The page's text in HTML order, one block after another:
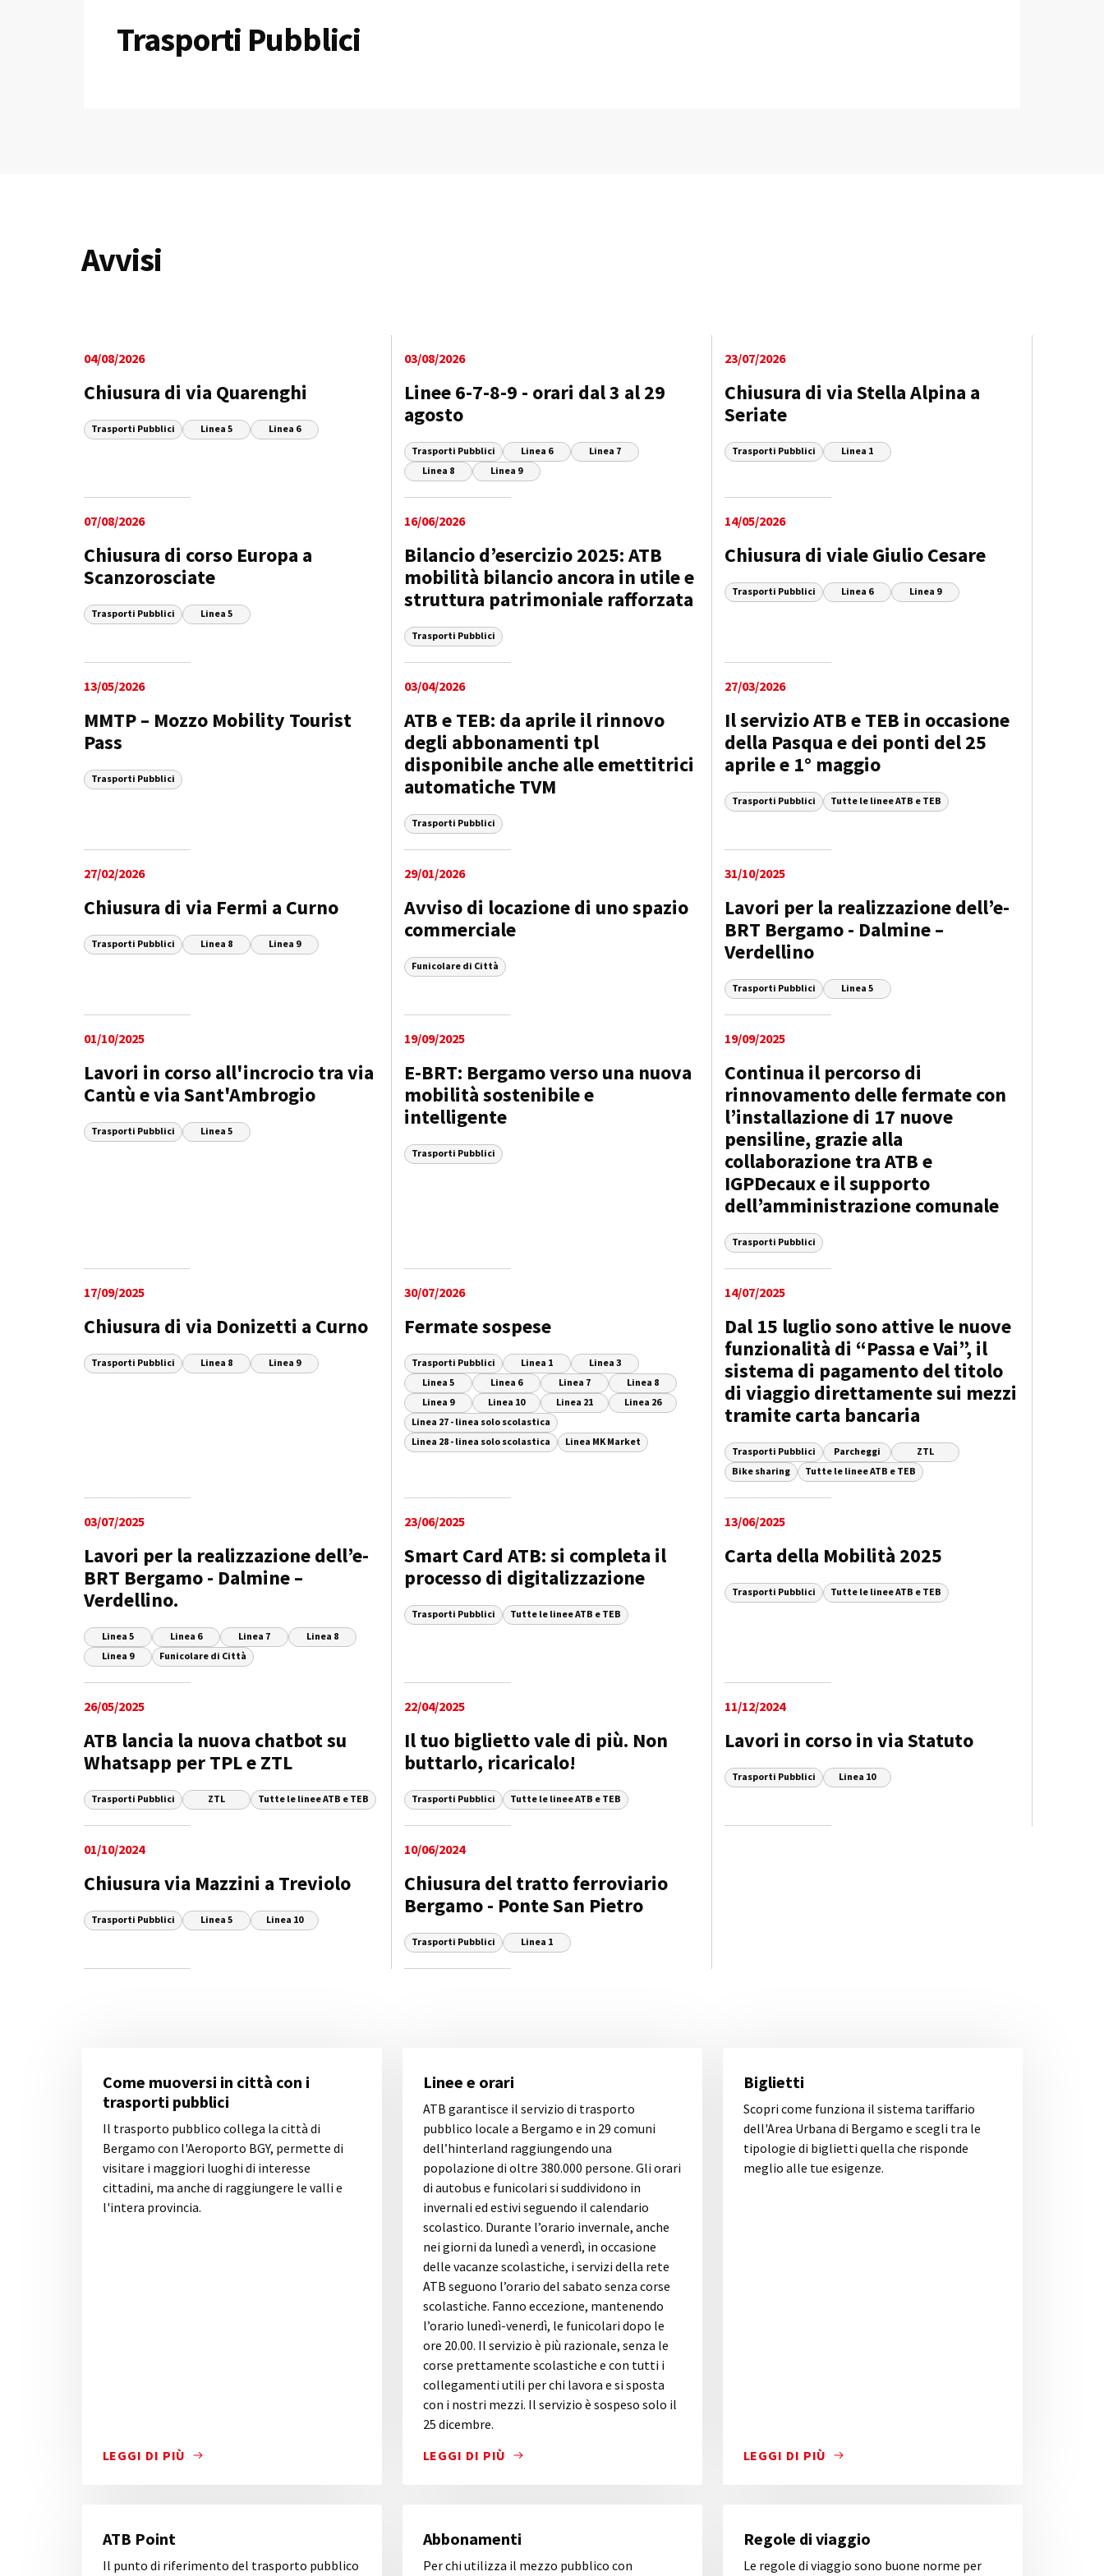
Trasporti Pubblici
Avvisi
04/08/2026
Chiusura di via Quarenghi
Trasporti Pubblici Linea 5 Linea 6
03/08/2026
Linee 6-7-8-9 - orari dal 3 al 29
agosto
Trasporti Pubblici Linea 6
Linea 7
Linea 8
Linea 9
23/07/2026
Chiusura di via Stella Alpina a
Seriate
Trasporti Pubblici Linea 1
07/08/2026
Chiusura di corso Europa a
Scanzorosciate
Trasporti Pubblici Linea 5
16/06/2026
Bilancio d’esercizio 2025: ATB
mobilità bilancio ancora in utile e
struttura patrimoniale rafforzata
Trasporti Pubblici
14/05/2026
Chiusura di viale Giulio Cesare
Trasporti Pubblici Linea 6 Linea 9
13/05/2026
MMTP – Mozzo Mobility Tourist
Pass
Trasporti Pubblici
03/04/2026
ATB e TEB: da aprile il rinnovo
degli abbonamenti tpl
disponibile anche alle emettitrici
automatiche TVM
Trasporti Pubblici
27/03/2026
Il servizio ATB e TEB in occasione
della Pasqua e dei ponti del 25
aprile e 1° maggio
Trasporti Pubblici Tutte le linee ATB e TEB
27/02/2026
Chiusura di via Fermi a Curno
Trasporti Pubblici Linea 8 Linea 9
29/01/2026
Avviso di locazione di uno spazio
commerciale
Funicolare di Città
31/10/2025
Lavori per la realizzazione dell’e-
BRT Bergamo - Dalmine –
Verdellino
Trasporti Pubblici Linea 5
01/10/2025
Lavori in corso all'incrocio tra via
Cantù e via Sant'Ambrogio
Trasporti Pubblici Linea 5
19/09/2025
E-BRT: Bergamo verso una nuova
mobilità sostenibile e
intelligente
Trasporti Pubblici
19/09/2025
Continua il percorso di
rinnovamento delle fermate con
l’installazione di 17 nuove
pensiline, grazie alla
collaborazione tra ATB e
IGPDecaux e il supporto
dell’amministrazione comunale
Trasporti Pubblici
17/09/2025
Chiusura di via Donizetti a Curno
Trasporti Pubblici Linea 8 Linea 9
30/07/2026
Fermate sospese
Trasporti Pubblici Linea 1
Linea 3
Linea 5
Linea 6 Linea 7
Linea 8
Linea 9
Linea 10 Linea 21
Linea 26
Linea 27 - linea solo scolastica
Linea 28 - linea solo scolastica
Linea MK Market
14/07/2025
Dal 15 luglio sono attive le nuove
funzionalità di “Passa e Vai”, il
sistema di pagamento del titolo
di viaggio direttamente sui mezzi
tramite carta bancaria
Trasporti Pubblici Parcheggi
ZTL
Bike sharing
Tutte le linee ATB e TEB
03/07/2025
Lavori per la realizzazione dell’e-
BRT Bergamo - Dalmine –
Verdellino.
Linea 5 Linea 6 Linea 7
Linea 8
Linea 9
Funicolare di Città
23/06/2025
Smart Card ATB: si completa il
processo di digitalizzazione
Trasporti Pubblici Tutte le linee ATB e TEB
13/06/2025
Carta della Mobilità 2025
Trasporti Pubblici Tutte le linee ATB e TEB
26/05/2025
ATB lancia la nuova chatbot su
Whatsapp per TPL e ZTL
Trasporti Pubblici ZTL Tutte le linee ATB e TEB
22/04/2025
Il tuo biglietto vale di più. Non
buttarlo, ricaricalo!
Trasporti Pubblici Tutte le linee ATB e TEB
11/12/2024
Lavori in corso in via Statuto
Trasporti Pubblici Linea 10
01/10/2024
Chiusura via Mazzini a Treviolo
Trasporti Pubblici Linea 5 Linea 10
10/06/2024
Chiusura del tratto ferroviario
Bergamo - Ponte San Pietro
Trasporti Pubblici Linea 1
Come muoversi in città con i
trasporti pubblici
Il trasporto pubblico collega la città di
Bergamo con l'Aeroporto BGY, permette di
visitare i maggiori luoghi di interesse
cittadini, ma anche di raggiungere le valli e
l'intera provincia.
LEGGI DI PIÙ
IL TRASPORTO PUBBLICO COLLEGA LA CITTÀ DI BERGAMO CON L'AEROPORTO BGY, PERMETTE DI VISITARE I MAGGIORI LUOGHI DI INTERESSE CITTADINI,
Linee e orari
ATB garantisce il servizio di trasporto
pubblico locale a Bergamo e in 29 comuni
dell’hinterland raggiungendo una
popolazione di oltre 380.000 persone. Gli orari
di autobus e funicolari si suddividono in
invernali ed estivi seguendo il calendario
scolastico. Durante l’orario invernale, anche
nei giorni da lunedì a venerdì, in occasione
delle vacanze scolastiche, i servizi della rete
ATB seguono l’orario del sabato senza corse
scolastiche. Fanno eccezione, mantenendo
l’orario lunedì-venerdì, le funicolari dopo le
ore 20.00. Il servizio è più razionale, senza le
corse prettamente scolastiche e con tutti i
collegamenti utili per chi lavora e si sposta
con i nostri mezzi. Il servizio è sospeso solo il
25 dicembre.
LEGGI DI PIÙ
ATB GARANTISCE IL SERVIZIO DI TRASPORTO PUBBLICO LOCALE A BERGAMO E IN 29 COMUNI
Biglietti
Scopri come funziona il sistema tariffario
dell'Area Urbana di Bergamo e scegli tra le
tipologie di biglietti quella che risponde
meglio alle tue esigenze.
LEGGI DI PIÙ
SCOPRI COME FUNZIONA IL SISTEMA TARIFFARIO
ATB Point
Il punto di riferimento del trasporto pubblico
Abbonamenti
Per chi utilizza il mezzo pubblico con
Regole di viaggio
Le regole di viaggio sono buone norme per